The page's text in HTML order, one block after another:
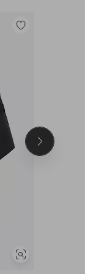
Soortgelijke
Toevoegen
Volgend